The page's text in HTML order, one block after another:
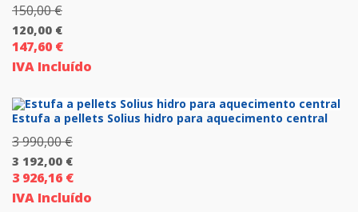
150,00€O
preço
original
150,00 €.
120,00 €
O
preço
atual
é:
120,00 €.
147,60 €
IVA Incluído
Estufa a pellets Solius hidro para aquecimento central
3 990,00€O
preço
original
3 192,00 €
O
preço
3 926,16 €
IVA Incluído